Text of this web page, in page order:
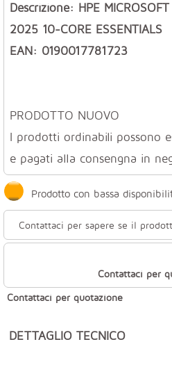
Descrizione: HPE
2025 10-CORE ESSENTIALS
EAN: 0190017781723
PRODOTTO NUOVO
I prodotti ordinabili possono
e pagati alla consengna in
Prodotto con bassa
Contattaci per sapere se il
Contattaci per
Contattaci per quotazione
DETTAGLIO TECNICO